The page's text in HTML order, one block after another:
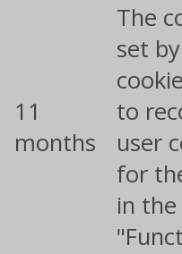
11
months
The
set
to
user
for
in